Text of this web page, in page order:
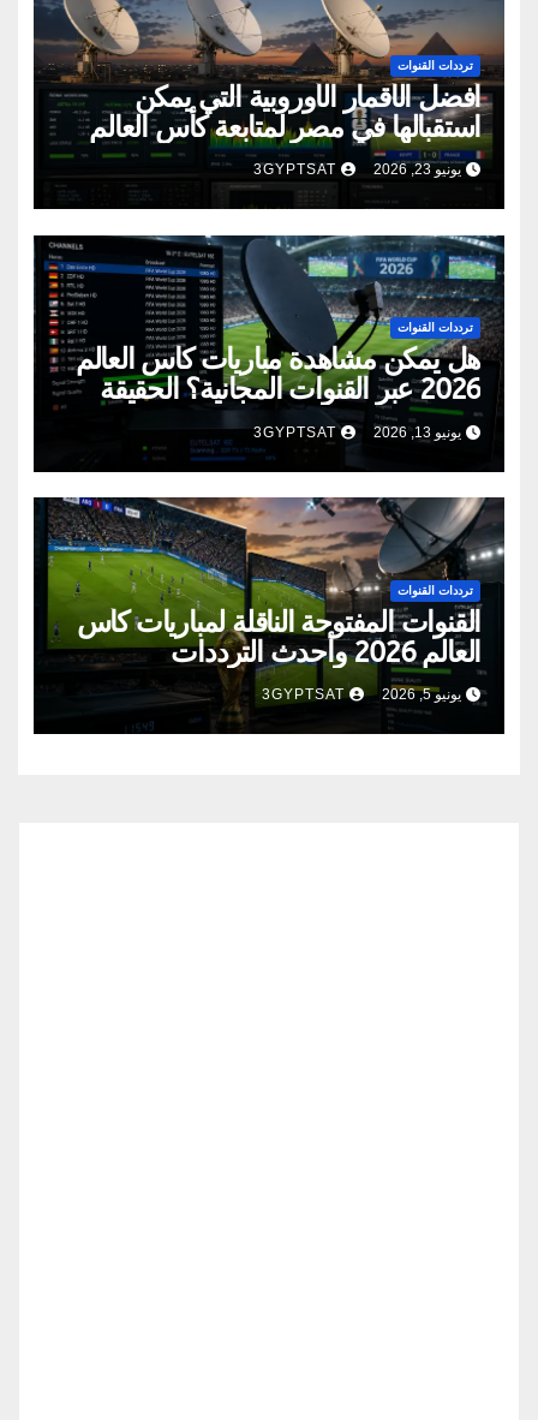
ترددات القنوات
أفضل الأقمار الأوروبية التي يمكن
استقبالها في مصر لمتابعة كأس العالم
2026
يونيو 23, 2026 3GYPTSAT
ترددات القنوات
هل يمكن مشاهدة مباريات كأس العالم
2026 عبر القنوات المجانية؟ الحقيقة
الكاملة
يونيو 13, 2026 3GYPTSAT
ترددات القنوات
القنوات المفتوحة الناقلة لمباريات كأس
العالم 2026 وأحدث الترددات
يونيو 5, 2026 3GYPTSAT